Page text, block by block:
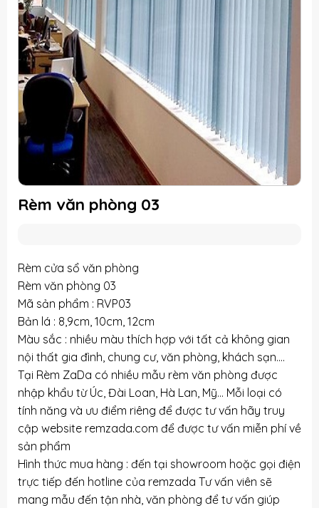
Rèm văn phòng 03
Rèm cửa sổ văn phòng
Rèm văn phòng 03
Mã sản phẩm : RVP03
Bản lá : 8,9cm, 10cm, 12cm
Màu sắc : nhiều màu thích hợp với tất cả không gian
nội thất gia đình, chung cư, văn phòng, khách sạn….
Tại Rèm ZaDa có nhiều mẫu rèm văn phòng được
nhập khẩu từ Úc, Đài Loan, Hà Lan, Mỹ… Mỗi loại có
tính năng và ưu điểm riêng để được tư vấn hãy truy
cập website remzada.com để được tư vấn miễn phí về
sản phẩm
Hình thức mua hàng : đến tại showroom hoặc gọi điện
trực tiếp đến hotline của remzada Tư vấn viên sẽ
mang mẫu đến tận nhà, văn phòng để tư vấn giúp